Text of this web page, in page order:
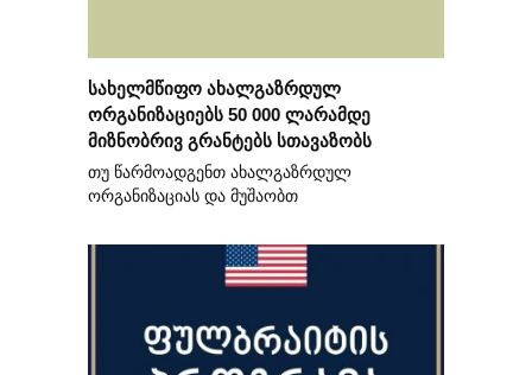
სახელმწიფო ახალგაზრდულ
ორგანიზაციებს 50 000 ლარამდე
მიზნობრივ გრანტებს სთავაზობს
თუ წარმოადგენთ ახალგაზრდულ
ორგანიზაციას და მუშაობთ